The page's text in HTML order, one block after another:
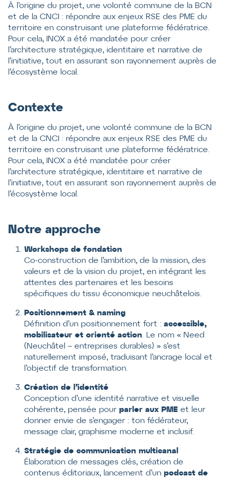
À l’origine du projet, une volonté commune de la BCN
et de la CNCI : répondre aux enjeux RSE des PME du
territoire en construisant une plateforme fédératrice.
Pour cela, INOX a été mandatée pour créer
l’architecture stratégique, identitaire et narrative de
l’initiative, tout en assurant son rayonnement auprès de
l’écosystème local.
Contexte
À l’origine du projet, une volonté commune de la BCN
et de la CNCI : répondre aux enjeux RSE des PME du
territoire en construisant une plateforme fédératrice.
Pour cela, INOX a été mandatée pour créer
l’architecture stratégique, identitaire et narrative de
l’initiative, tout en assurant son rayonnement auprès de
l’écosystème local.
Notre approche
Workshops de fondation
Co-construction de l’ambition, de la mission, des
valeurs et de la vision du projet, en intégrant les
attentes des partenaires et les besoins
spécifiques du tissu économique neuchâtelois.
Positionnement & naming
Définition d’un positionnement fort : accessible,
mobilisateur et orienté action. Le nom « Need
(Neuchâtel – entreprises durables) » s’est
naturellement imposé, traduisant l’ancrage local et
l’objectif de transformation.
Création de l’identité
Conception d’une identité narrative et visuelle
cohérente, pensée pour parler aux PME et leur
donner envie de s’engager : ton fédérateur,
message clair, graphisme moderne et inclusif.
Stratégie de communication multicanal
Élaboration de messages clés, création de
contenus éditoriaux, lancement d’un podcast de